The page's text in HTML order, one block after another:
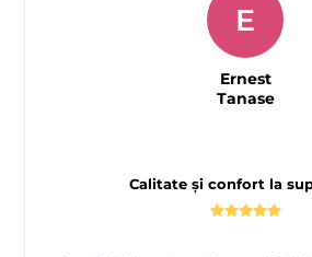
Calitate și confort la
E
Ernest
Tanase